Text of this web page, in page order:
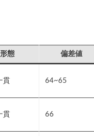
形態 偏差値
貫 64~65
貫 66